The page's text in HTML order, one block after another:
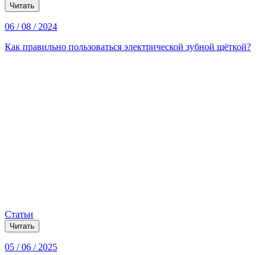
Читать
06 / 08 / 2024
Как правильно пользоваться электрической зубной щёткой?
Статьи
Читать
05 / 06 / 2025